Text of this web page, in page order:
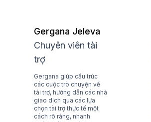
Gergana Jeleva
Chuyên viên tài
trợ
Gergana giúp cấu trúc
các cuộc trò chuyện về
tài trợ, hướng dẫn các nhà
giao dịch qua các lựa
chọn tài trợ thực tế một
cách rõ ràng, nhanh